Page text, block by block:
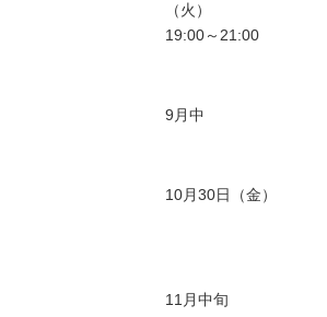
（火）
19:00～21:00
9月中
10月30日（金）
11月中旬